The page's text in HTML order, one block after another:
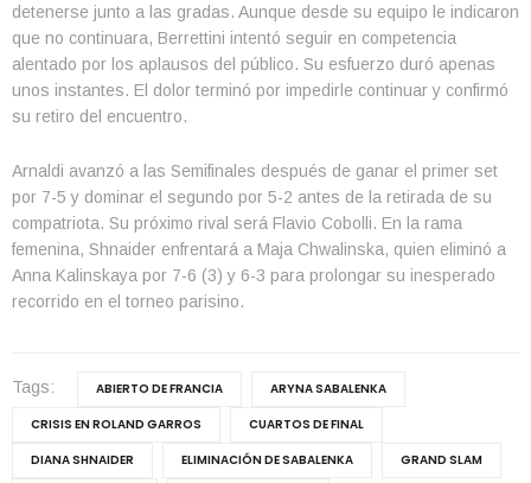
detenerse junto a las gradas. Aunque desde su equipo le indicaron
que no continuara, Berrettini intentó seguir en competencia
alentado por los aplausos del público. Su esfuerzo duró apenas
unos instantes. El dolor terminó por impedirle continuar y confirmó
su retiro del encuentro.
Arnaldi avanzó a las Semifinales después de ganar el primer set
por 7-5 y dominar el segundo por 5-2 antes de la retirada de su
compatriota. Su próximo rival será Flavio Cobolli. En la rama
femenina, Shnaider enfrentará a Maja Chwalinska, quien eliminó a
Anna Kalinskaya por 7-6 (3) y 6-3 para prolongar su inesperado
recorrido en el torneo parisino.
Tags: ABIERTO DE FRANCIA
ARYNA SABALENKA
CRISIS EN ROLAND GARROS
CUARTOS DE FINAL
DIANA SHNAIDER
ELIMINACIÓN DE SABALENKA
GRAND SLAM